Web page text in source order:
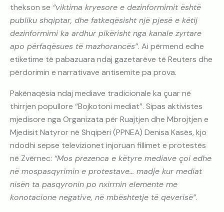
thekson se “viktima kryesore e dezinformimit është
publiku shqiptar, dhe fatkeqësisht një pjesë e këtij
dezinformimi ka ardhur pikërisht nga kanale zyrtare
apo përfaqësues të mazhorancës”. Ai përmend edhe
etiketime të pabazuara ndaj gazetarëve të Reuters dhe
përdorimin e narrativave antisemite pa prova.
Pakënaqësia ndaj mediave tradicionale ka çuar në
thirrjen popullore “Bojkotoni mediat”. Sipas aktivistes
mjedisore nga Organizata për Ruajtjen dhe Mbrojtjen e
Mjedisit Natyror në Shqipëri (PPNEA) Denisa Kasës, kjo
ndodhi sepse televizionet injoruan fillimet e protestës
në Zvërnec: “Mos prezenca e këtyre mediave çoi edhe
në mospasqyrimin e protestave… madje kur mediat
nisën ta pasqyronin po nxirrnin elemente me
konotacione negative, në mbështetje të qeverisë”.